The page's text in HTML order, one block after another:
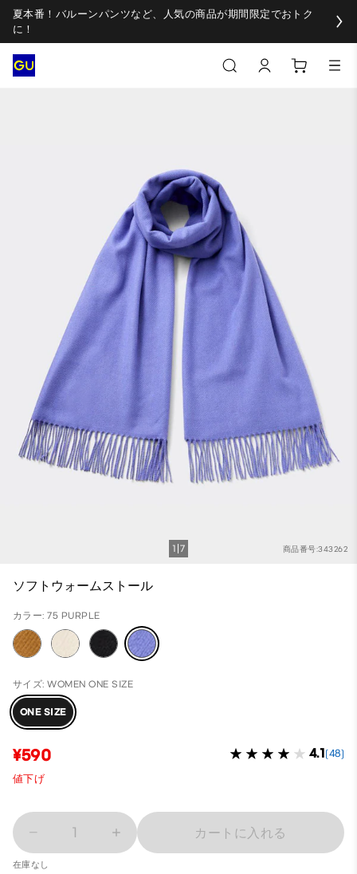
夏本番！バルーンパンツなど、人気の商品が期間限定でおトク
に！
商品番号:343262
1 7
ソフトウォームストール
カラー: 75 PURPLE
サイズ: WOMEN ONE SIZE
ONE SIZE
¥590 4.1(48)
値下げ
1 カートに入れる
在庫なし